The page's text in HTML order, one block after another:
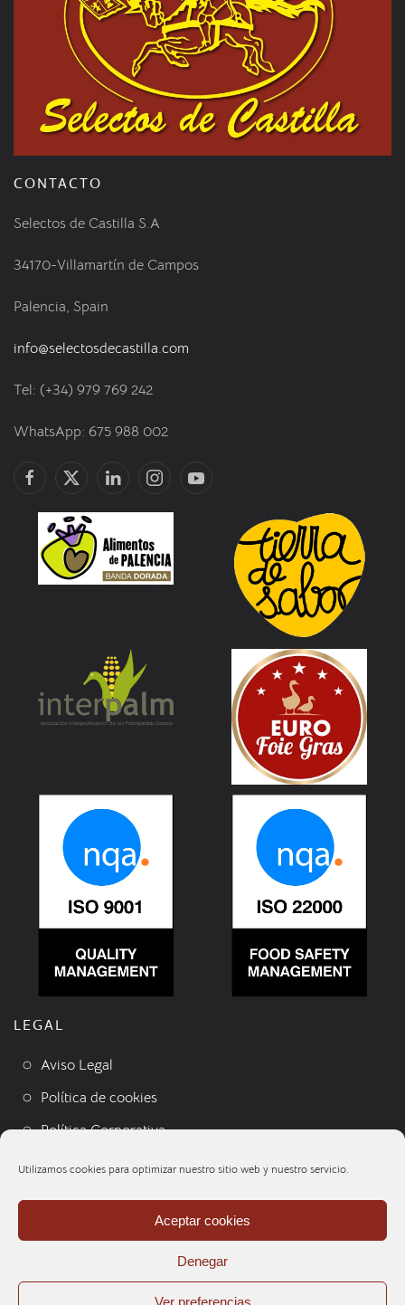
Utilizamos cookies para optimizar nuestro sitio web y nuestro servicio.
Aceptar cookies
Denegar
Ver preferencias
CONTACTO
Selectos de Castilla S.A
34170-Villamartín de Campos
Palencia, Spain
info@selectosdecastilla.com
Tel: (+34) 979 769 242
WhatsApp: 675 988 002
LEGAL
Aviso Legal
Política de cookies
Política Corporativa
Condiciones de venta
Contacto